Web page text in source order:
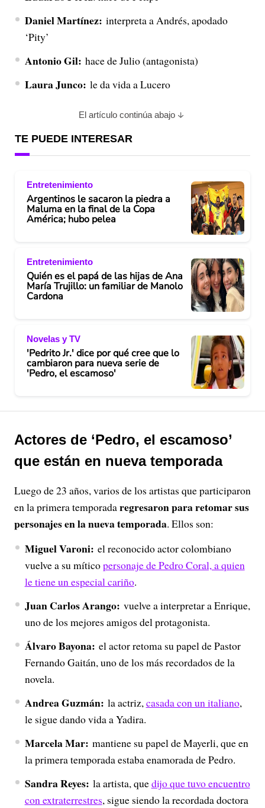
Daniel Martínez: interpreta a Andrés, apodado
‘Pity’
Antonio Gil: hace de Julio (antagonista)
Laura Junco: le da vida a Lucero
El artículo continúa abajo
TE PUEDE INTERESAR
Entretenimiento
Argentinos le sacaron la piedra a
Maluma en la final de la Copa
América; hubo pelea
Entretenimiento
Quién es el papá de las hijas de Ana
María Trujillo: un familiar de Manolo
Cardona
Novelas y TV
'Pedrito Jr.' dice por qué cree que lo
cambiaron para nueva serie de
'Pedro, el escamoso'
Actores de ‘Pedro, el escamoso’
que están en nueva temporada
Luego de 23 años, varios de los artistas que participaron
en la primera temporadaregresaron para retomar sus
personajes en la nueva temporada. Ellos son:
Miguel Varoni: el reconocido actor colombiano
vuelve a su míticopersonaje de Pedro Coral, a quien
le tiene un especial cariño.
Juan Carlos Arango: vuelve a interpretar a Enrique,
uno de los mejores amigos del protagonista.
Álvaro Bayona: el actor retoma su papel de Pastor
Fernando Gaitán, uno de los más recordados de la
novela.
Andrea Guzmán: la actriz,casada con un italiano,
le sigue dando vida a Yadira.
Marcela Mar: mantiene su papel de Mayerli, que en
la primera temporada estaba enamorada de Pedro.
Sandra Reyes: la artista, quedijo que tuvo encuentro
con extraterrestres, sigue siendo la recordada doctora